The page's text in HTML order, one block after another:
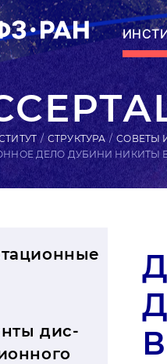
СТРУКТУРА СОВЕТЫ
ДЕЛО ДУБИНИ НИКИТЫ
дис­